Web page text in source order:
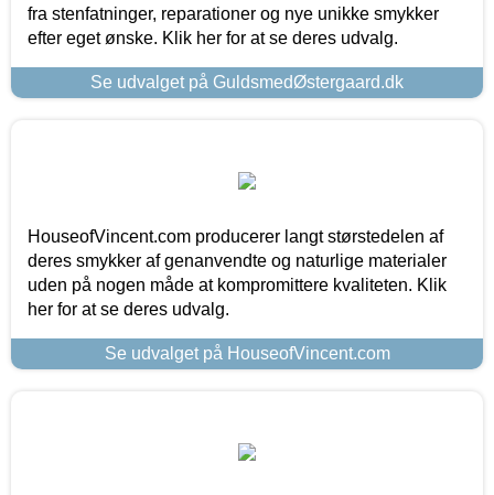
fra stenfatninger, reparationer og nye unikke smykker
efter eget ønske. Klik her for at se deres udvalg.
Se udvalget på GuldsmedØstergaard.dk
HouseofVincent.com producerer langt størstedelen af
deres smykker af genanvendte og naturlige materialer
uden på nogen måde at kompromittere kvaliteten. Klik
her for at se deres udvalg.
Se udvalget på HouseofVincent.com